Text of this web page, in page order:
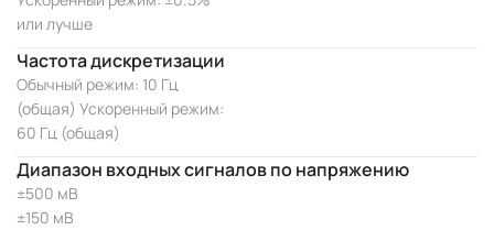
или лучше
Частота дискретизации
Обычный режим: 10 Гц
(общая) Ускоренный режим:
60 Гц (общая)
Диапазон входных сигналов по напряжению
±500 мВ
±150 мВ